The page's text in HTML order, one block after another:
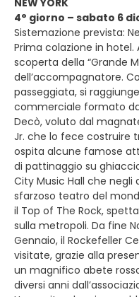
NEW YORK
4° giorno – sabato 6
Sistemazione prevista:
Prima colazione in
scoperta della “Grande
dell’accompagnatore.
passeggiata, si
commerciale formato
Decò, voluto dal
Jr. che lo fece costruire
ospita alcune famose
di pattinaggio su
City Music Hall che negli
sfarzoso teatro del
il Top of The Rock,
sulla metropoli. Da fine
Gennaio, il Rockefeller
visitate, grazie alla
un magnifico abete
diversi anni